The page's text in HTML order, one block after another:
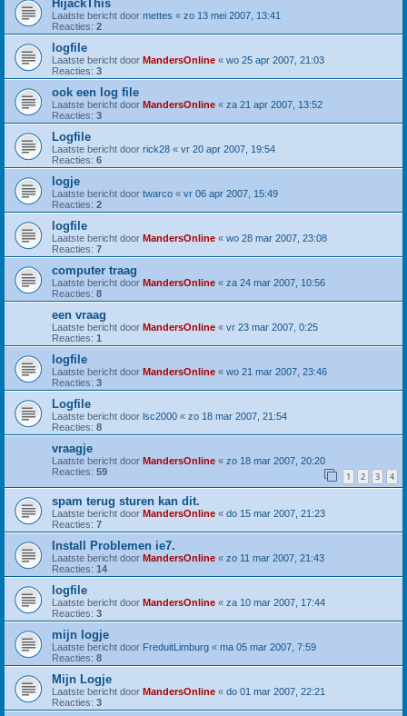
HijackThis
Laatste bericht door mettes « zo 13 mei 2007, 13:41
Reacties: 2
logfile
Laatste bericht door MandersOnline « wo 25 apr 2007, 21:03
Reacties: 3
ook een log file
Laatste bericht door MandersOnline « za 21 apr 2007, 13:52
Reacties: 3
Logfile
Laatste bericht door rick28 « vr 20 apr 2007, 19:54
Reacties: 6
logje
Laatste bericht door twarco « vr 06 apr 2007, 15:49
Reacties: 2
logfile
Laatste bericht door MandersOnline « wo 28 mar 2007, 23:08
Reacties: 7
computer traag
Laatste bericht door MandersOnline « za 24 mar 2007, 10:56
Reacties: 8
een vraag
Laatste bericht door MandersOnline « vr 23 mar 2007, 0:25
Reacties: 1
logfile
Laatste bericht door MandersOnline « wo 21 mar 2007, 23:46
Reacties: 3
Logfile
Laatste bericht door lsc2000 « zo 18 mar 2007, 21:54
Reacties: 8
vraagje
Laatste bericht door MandersOnline « zo 18 mar 2007, 20:20
Reacties: 59 1 2 3 4
spam terug sturen kan dit.
Laatste bericht door MandersOnline « do 15 mar 2007, 21:23
Reacties: 7
Install Problemen ie7.
Laatste bericht door MandersOnline « zo 11 mar 2007, 21:43
Reacties: 14
logfile
Laatste bericht door MandersOnline « za 10 mar 2007, 17:44
Reacties: 3
mijn logje
Laatste bericht door FreduitLimburg « ma 05 mar 2007, 7:59
Reacties: 8
Mijn Logje
Laatste bericht door MandersOnline « do 01 mar 2007, 22:21
Reacties: 3